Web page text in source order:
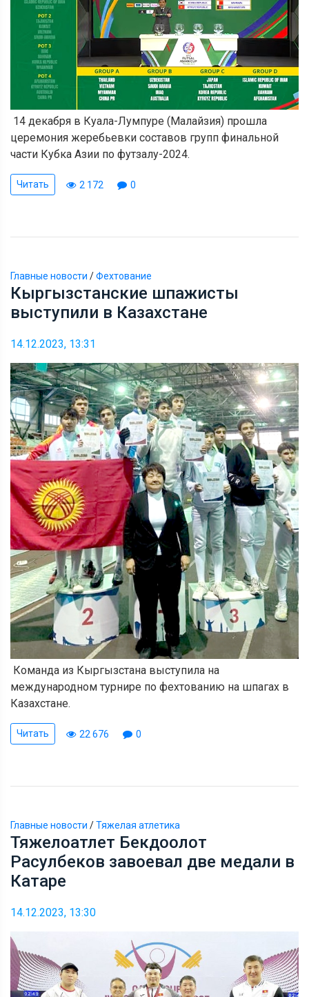
14 декабря в Куала-Лумпуре (Малайзия) прошла
церемония жеребьевки составов групп финальной
части Кубка Азии по футзалу-2024.
Читать 2 172 0
Главные новости /Фехтование
Кыргызстанские шпажисты
выступили в Казахстане
14.12.2023, 13:31
Команда из Кыргызстана выступила на
международном турнире по фехтованию на шпагах в
Казахстане.
Читать 22 676 0
Главные новости /Тяжелая атлетика
Тяжелоатлет Бекдоолот
Расулбеков завоевал две медали в
Катаре
14.12.2023, 13:30